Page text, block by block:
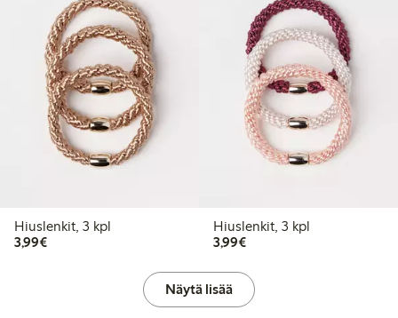
Hiuslenkit, 3 kpl
3,99€3,99 €
Hiuslenkit, 3 kpl
3,99€3,99 €
Näytä lisää